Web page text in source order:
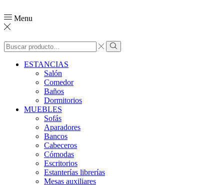
Menu
Search
input
Search
ESTANCIAS
Salón
Comedor
Baños
Dormitorios
MUEBLES
Sofás
Aparadores
Bancos
Cabeceros
Cómodas
Escritorios
Estanterías librerías
Mesas auxiliares